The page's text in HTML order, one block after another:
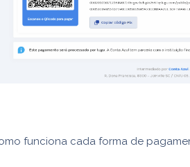
funciona cada forma de